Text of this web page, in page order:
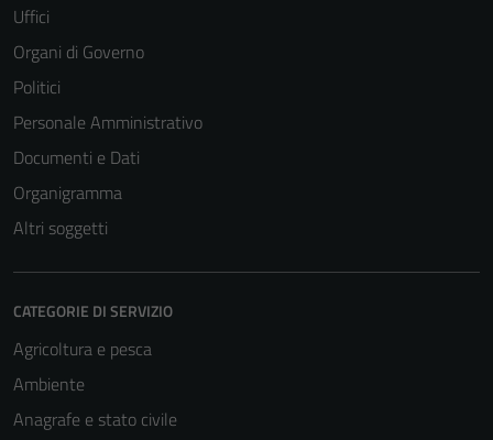
Uffici
Organi di Governo
Politici
Personale Amministrativo
Documenti e Dati
Organigramma
Altri soggetti
CATEGORIE DI SERVIZIO
Agricoltura e pesca
Ambiente
Anagrafe e stato civile